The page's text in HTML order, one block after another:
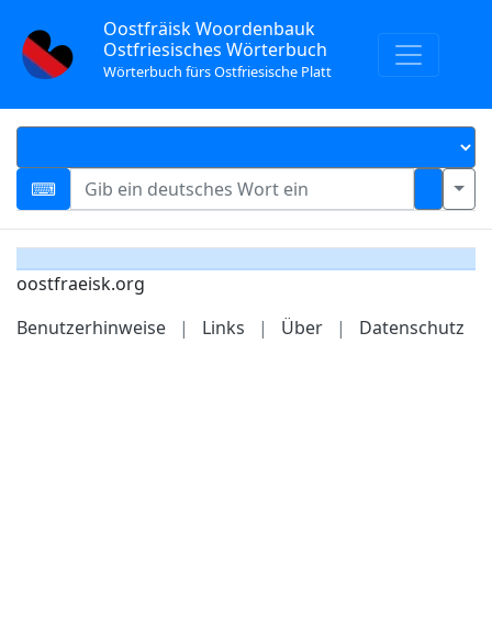
Oostfräisk Woordenbauk
Ostfriesisches Wörterbuch
Wörterbuch fürs Ostfriesische Platt
oostfraeisk.org
Benutzerhinweise
| Links | Über | Datenschutz